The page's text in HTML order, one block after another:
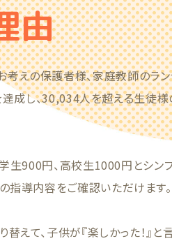
由
えの保護者様、家庭教師のラン
し、30,034人を超える生徒様
生900円、高校生1000円とシン
指導内容をご確認いただけます。
えて、子供が『楽しかった！』と